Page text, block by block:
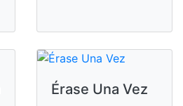
Érase Una Vez